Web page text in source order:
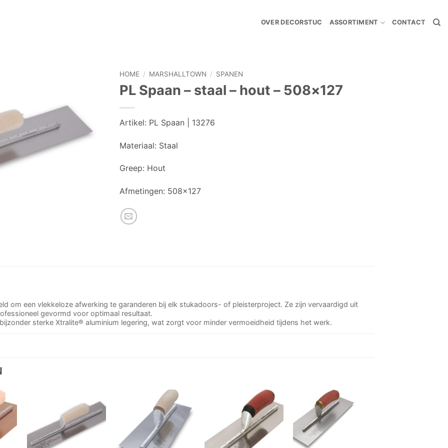
OVER DECORSTUC ASSORTIMENT CONTACT
HOME / MARSHALLTOWN / SPANEN
PL Spaan – staal – hout – 508×127
Artikel: PL Spaan | 13276
Materiaal: Staal
Greep: Hout
Afmetingen: 508×127
om een vlekkeloze afwerking te garanderen bij elk stukadoors- of pleisterproject. Ze zijn vervaardigd uit
gevormd voor optimaal resultaat.
sterke Xtralite® aluminium legering, wat zorgt voor minder vermoeidheid tijdens het werk.